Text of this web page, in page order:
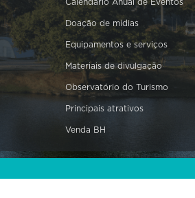
Calendário Anual de Eventos
Doação de mídias
Equipamentos e serviços
Materiais de divulgação
Observatório do Turismo
Principais atrativos
Venda BH